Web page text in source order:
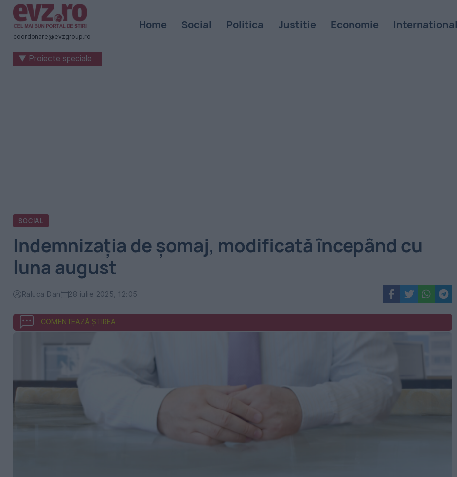
Știri
naționale
internaționale
coordonare@evzgroup.ro
Home Social Politica Justitie Economie International
▼ Proiecte speciale
SOCIAL
Indemnizația de șomaj, modificată începând cu
luna august
Raluca Dan 28 iulie 2025, 12:05
COMENTEAZĂ ȘTIREA